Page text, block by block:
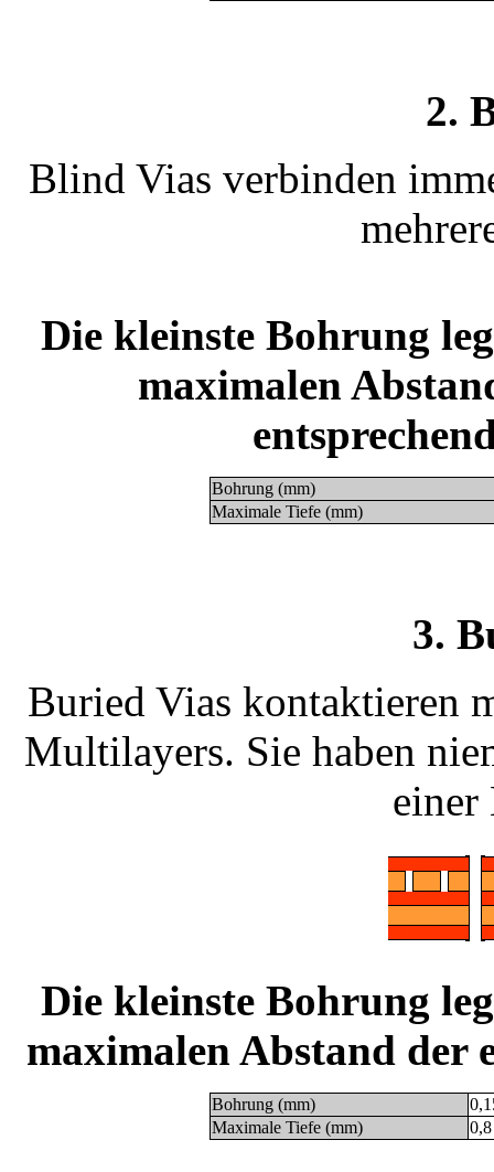
2.
Blind Vias verbinden
Die kleinste Bohrung
maximalen
Bohrung (mm)
Maximale Tiefe (mm)
3.
Buried Vias kontaktieren
Multilayers. Sie haben
einer
Die kleinste Bohrung
maximalen Abstand der
Bohrung (mm)
Maximale Tiefe (mm)
0,8